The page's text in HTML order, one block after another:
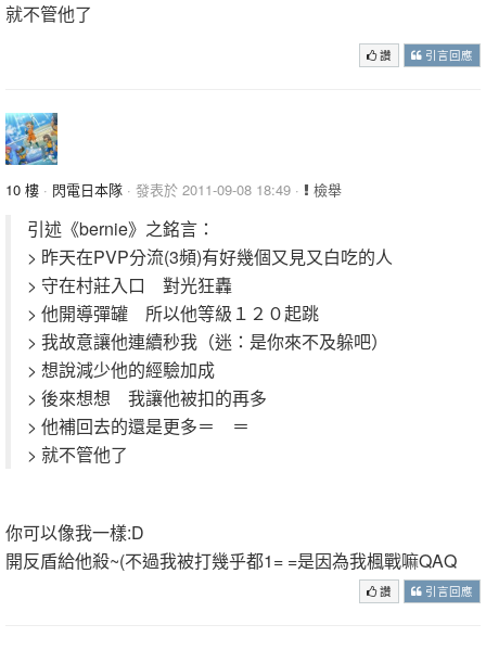
就不管他了
讚 引言回應
10 樓 · 閃電日本隊 · 發表於 2011-09-08 18:49 · 檢舉
引述《bernie》之銘言：
> 昨天在PVP分流(3頻)有好幾個又見又白吃的人
> 守在村莊入口 對光狂轟
> 他開導彈罐 所以他等級１２０起跳
> 我故意讓他連續秒我（迷：是你來不及躲吧）
> 想說減少他的經驗加成
> 後來想想 我讓他被扣的再多
> 他補回去的還是更多＝ ＝
> 就不管他了
你可以像我一樣:D
開反盾給他殺~(不過我被打幾乎都1= =是因為我楓戰嘛QAQ
讚 引言回應